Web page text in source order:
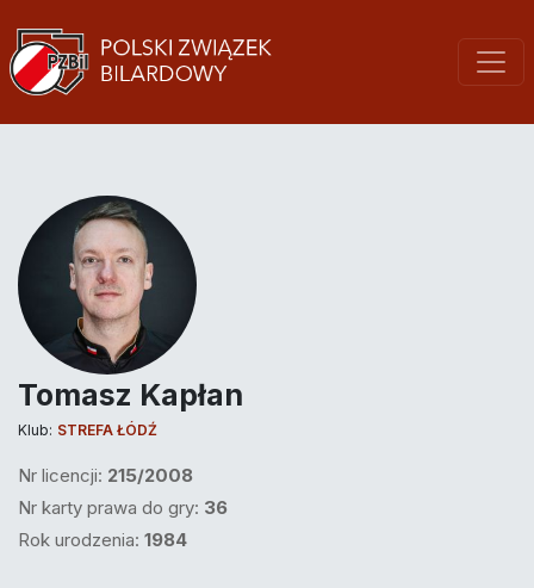
Tomasz Kapłan
Klub: STREFA ŁÓDŹ
Nr licencji: 215/2008
Nr karty prawa do gry: 36
Rok urodzenia: 1984